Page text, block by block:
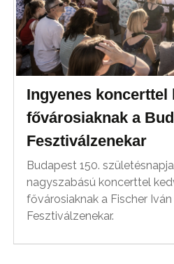
Ingyenes koncerttel
fővárosiaknak a
Fesztiválzenekar
Budapest 150.
nagyszabású koncerttel
fővárosiaknak a Fischer
Fesztiválzenekar.